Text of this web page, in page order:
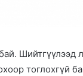
Шийтгүүлээд
тоглохгүй